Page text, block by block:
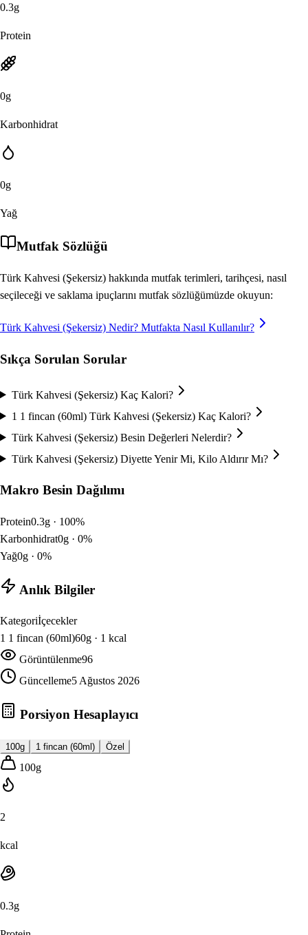
0.3g
Protein
0g
Karbonhidrat
0g
Yağ
Mutfak Sözlüğü
Türk Kahvesi (Şekersiz) hakkında mutfak terimleri, tarihçesi, nasıl
seçileceği ve saklama ipuçlarını mutfak sözlüğümüzde okuyun:
Türk Kahvesi (Şekersiz) Nedir? Mutfakta Nasıl Kullanılır?
Sıkça Sorulan Sorular
Türk Kahvesi (Şekersiz) Kaç Kalori?
1 1 fincan (60ml) Türk Kahvesi (Şekersiz) Kaç Kalori?
Türk Kahvesi (Şekersiz) Besin Değerleri Nelerdir?
Türk Kahvesi (Şekersiz) Diyette Yenir Mi, Kilo Aldırır Mı?
Makro Besin Dağılımı
Protein0.3g · 100%
Karbonhidrat0g · 0%
Yağ0g · 0%
Anlık Bilgiler
Kategoriİçecekler
1 1 fincan (60ml)60g · 1 kcal
Görüntülenme96
Güncelleme5 Ağustos 2026
Porsiyon Hesaplayıcı
100g 1 fincan (60ml) Özel
100g
2
kcal
0.3g